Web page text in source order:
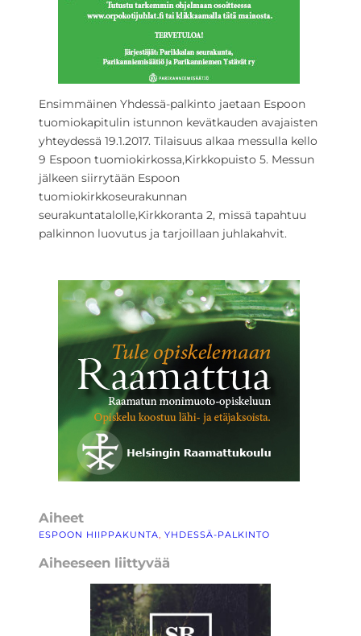
Ensimmäinen Yhdessä-palkinto jaetaan Espoon
tuomiokapitulin istunnon kevätkauden avajaisten
yhteydessä 19.1.2017. Tilaisuus alkaa messulla kello
9 Espoon tuomiokirkossa,Kirkkopuisto 5. Messun
jälkeen siirrytään Espoon
tuomiokirkkoseurakunnan
seurakuntatalolle,Kirkkoranta 2, missä tapahtuu
palkinnon luovutus ja tarjoillaan juhlakahvit.
Aiheet
ESPOON HIIPPAKUNTA, YHDESSÄ-PALKINTO
Aiheeseen liittyvää